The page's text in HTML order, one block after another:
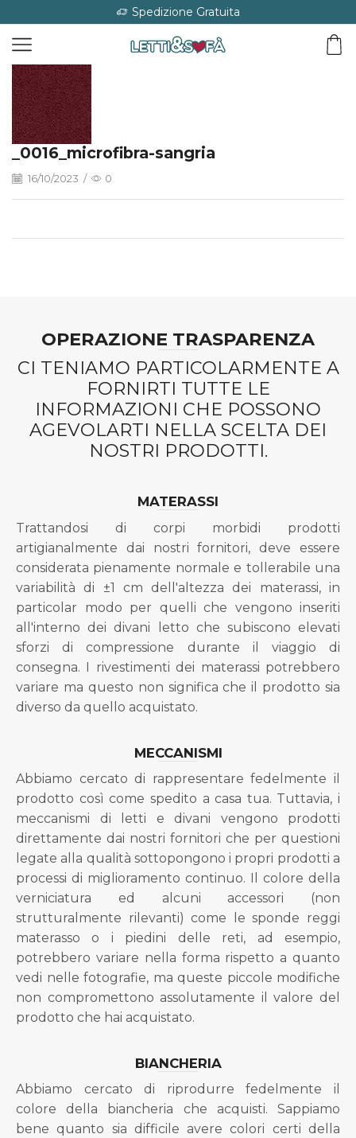
Spedizione Gratuita
_0016_microfibra-sangria
16/10/2023 / 0
OPERAZIONE TRASPARENZA
CI TENIAMO PARTICOLARMENTE A
FORNIRTI TUTTE LE
INFORMAZIONI CHE POSSONO
AGEVOLARTI NELLA SCELTA DEI
NOSTRI PRODOTTI.
MATERASSI
Trattandosi di corpi morbidi prodotti
artigianalmente dai nostri fornitori, deve essere
considerata pienamente normale e tollerabile una
variabilità di ±1 cm dell'altezza dei materassi, in
particolar modo per quelli che vengono inseriti
all'interno dei divani letto che subiscono elevati
sforzi di compressione durante il viaggio di
consegna. I rivestimenti dei materassi potrebbero
variare ma questo non significa che il prodotto sia
diverso da quello acquistato.
MECCANISMI
Abbiamo cercato di rappresentare fedelmente il
prodotto così come spedito a casa tua. Tuttavia, i
meccanismi di letti e divani vengono prodotti
direttamente dai nostri fornitori che per questioni
legate alla qualità sottopongono i propri prodotti a
processi di miglioramento continuo. Il colore della
verniciatura ed alcuni accessori (non
strutturalmente rilevanti) come le sponde reggi
materasso o i piedini delle reti, ad esempio,
potrebbero variare nella forma rispetto a quanto
vedi nelle fotografie, ma queste piccole modifiche
non compromettono assolutamente il valore del
prodotto che hai acquistato.
BIANCHERIA
Abbiamo cercato di riprodurre fedelmente il
colore della biancheria che acquisti. Sappiamo
bene quanto sia difficile avere colori certi della